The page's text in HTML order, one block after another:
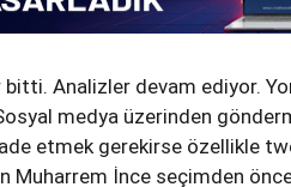
bitti. Analizler devam ediyor.
medya üzerinden
etmek gerekirse özellikle
Muharrem İnce seçimden